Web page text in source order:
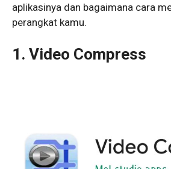
aplikasinya dan bagaimana cara
perangkat kamu.
1. Video Compress